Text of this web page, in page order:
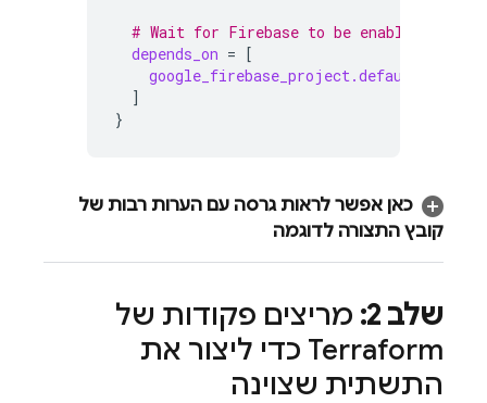
# Wait for Firebase to be enabled in
depends_on = [
google_firebase_project.default
]
}
כאן אפשר לראות גרסה עם הערות רבות של
קובץ התצורה לדוגמה
שלב 2:
מריצים פקודות של
Terraform כדי ליצור את
התשתית שצוינה